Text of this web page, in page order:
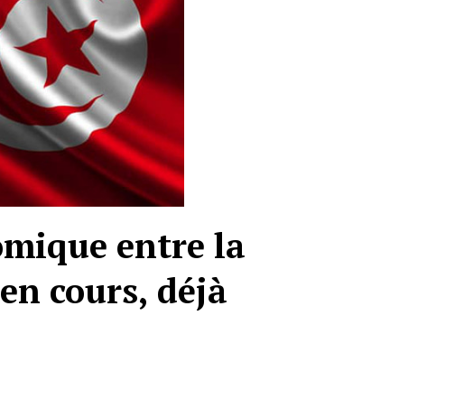
entre la
cours, déjà